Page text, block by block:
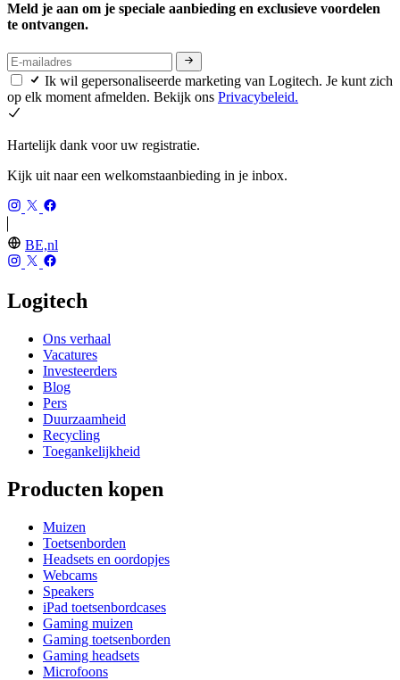
Meld je aan om je speciale aanbieding en exclusieve voordelen
te ontvangen.
Ik wil gepersonaliseerde marketing van Logitech. Je kunt zich
op elk moment afmelden. Bekijk ons Privacybeleid.
Hartelijk dank voor uw registratie.
Kijk uit naar een welkomstaanbieding in je inbox.
BE,nl
Logitech
Ons verhaal
Vacatures
Investeerders
Blog
Pers
Duurzaamheid
Recycling
Toegankelijkheid
Producten kopen
Muizen
Toetsenborden
Headsets en oordopjes
Webcams
Speakers
iPad toetsenbordcases
Gaming muizen
Gaming toetsenborden
Gaming headsets
Microfoons